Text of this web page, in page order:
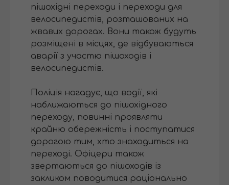
пішохідні переходи і переходи для
велосипедистів, розташованих на
жвавих дорогах. Вони також будуть
розміщені в місцях, де відбуваються
аварії з участю пішоходів і
велосипедистів.
Поліція нагадує, що водії, які
наближаються до пішохідного
переходу, повинні проявляти
крайню обережність і поступатися
дорогою тим, хто знаходиться на
переході. Офіцери також
звертаються до пішоходів із
закликом поводитися раціонально